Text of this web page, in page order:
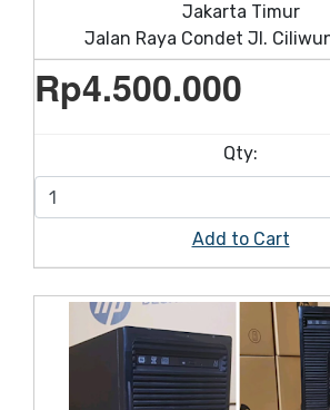
Jakarta Timur
Jalan Raya Condet Jl.
Rp4.500.000
Qty:
Add to Cart